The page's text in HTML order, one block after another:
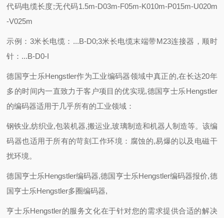
代码电缆长度;无代码1.5m-D03m-F05m-K010m-P015m-U020m
-V025m
示例：3米长电缆：...B-D0;3米长电缆末端带M23连接器，顺时
针：...B-D0-I
德国亨士乐Hengstler作为工业编码器领域中真正的,在长达20年
多的时间内一直致力于客户项目的优实现,德国亨士乐Hengstler
的编码器适用于几乎所有的工业领域：
钢铁业,纺织业,包装机器,搬运业,玻璃制造和机器人制造等。该编
码器也适用于所有的苛刻工作环境：腐蚀的,易爆的以及电磁干
扰环境。
德国亨士乐Hengstler编码器,德国亨士乐Hengstler编码器报价,德
国亨士乐Hengstler多圈编码器,
亨士乐Hengstler的服务文化在于针对您的需求提供合适的解决